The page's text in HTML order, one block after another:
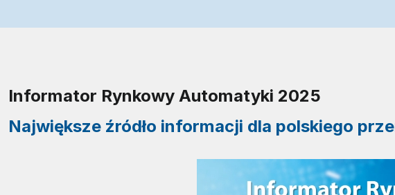
Informator Rynkowy Automatyki 2025
Największe źródło informacji dla polskiego